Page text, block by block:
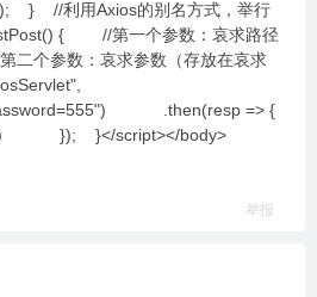
利用Axios的别名方式，举行
{ //第一个参数：哀求路径
个参数：哀求参数（存放在哀求
.then(resp => {
}</script></body>
举报